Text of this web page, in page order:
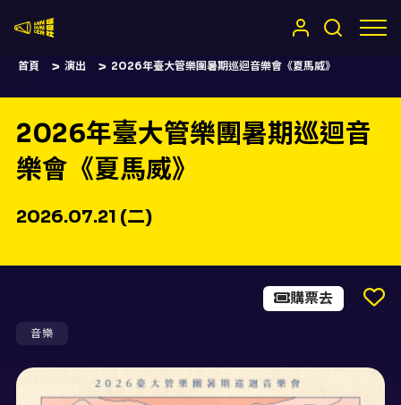
首頁 演出 2026年臺大管樂團暑期巡迴音樂會《夏馬威》
2026年臺大管樂團暑期巡迴音
樂會《夏馬威》
2026.07.21 (二)
音樂
購票去